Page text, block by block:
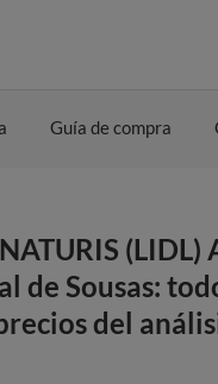
Guía de compra
(LIDL)
de Sousas:
del